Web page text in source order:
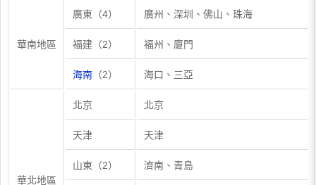
華南地區
廣東（4） 廣州、深圳、佛山、珠海
福建（2） 福州、廈門
海南 （2） 海口、三亞
華北地區
北京 北京
天津 天津
山東（2） 濟南、青島